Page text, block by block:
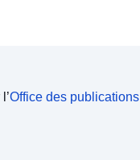
Office des publications